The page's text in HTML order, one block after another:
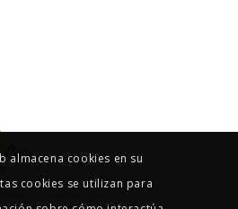
almacena cookies en su
cookies se utilizan para